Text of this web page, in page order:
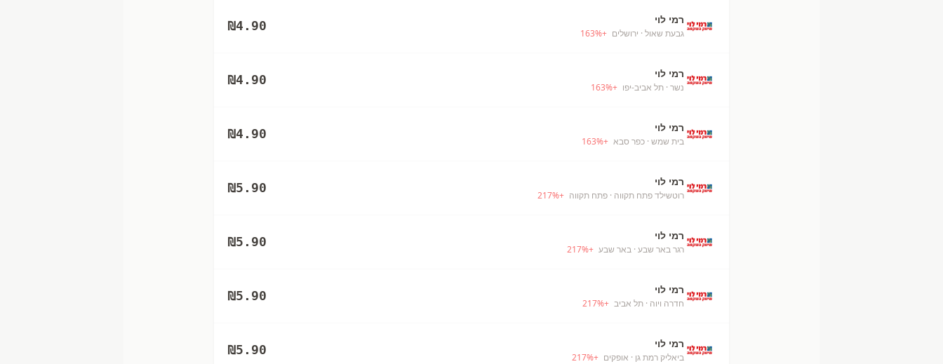
רמי לוי
גבעת שאול · ירושלים +
163%
₪4.90
רמי לוי
נשר · תל אביב-יפו +
163%
₪4.90
רמי לוי
בית שמש · כפר סבא +
163%
₪4.90
רמי לוי
רוטשילד פתח תקווה · פתח תקווה +
217%
₪5.90
רמי לוי
רגר באר שבע · באר שבע +
217%
₪5.90
רמי לוי
חדרה ויוה · תל אביב +
217%
₪5.90
רמי לוי
ביאליק רמת גן · אופקים +
217%
₪5.90